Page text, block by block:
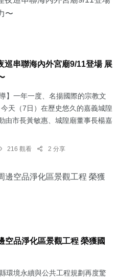
巡串聯海內外宮廟9/11登場 展
】一年一度、名揚國際的宗教文
天（7日）在歷史悠久的嘉義城隍
市長黃敏惠、城隍廟董事長楊嘉
216 觀看 2 分享
空品淨化區景觀工程 榮獲國
環境永續與公共工程規劃再度驚